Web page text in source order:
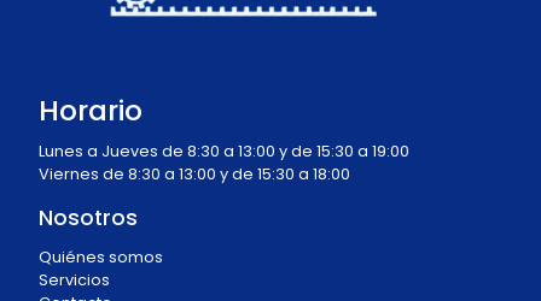
Horario
Lunes a Jueves de 8:30 a 13:00 y de 15:30 a 19:00
Viernes de 8:30 a 13:00 y de 15:30 a 18:00
Nosotros
Quiénes somos
Servicios